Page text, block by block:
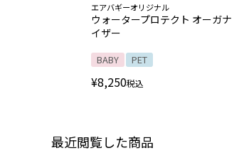
エアバギーオリジナル
ウォータープロテクト オーガナ
イザー
BABY PET
¥8,250税込
最近閲覧した商品